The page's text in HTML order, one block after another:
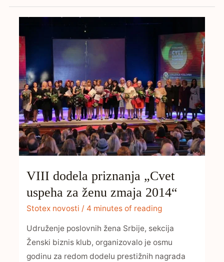
VIII dodela priznanja „Cvet
uspeha za ženu zmaja 2014“
Stotex novosti / 4 minutes of reading
Udruženje poslovnih žena Srbije, sekcija
Ženski biznis klub, organizovalo je osmu
godinu za redom dodelu prestižnih nagrada
VIII
PRIZNANJA
„CVET
ŽENU
2014“